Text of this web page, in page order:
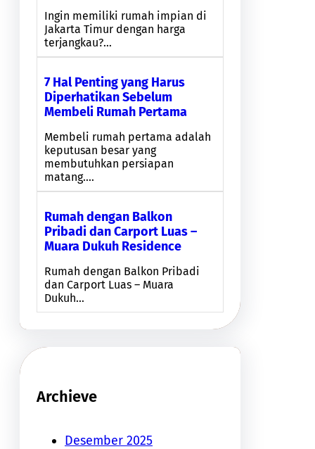
Ingin memiliki rumah impian di
Jakarta Timur dengan harga
terjangkau?…
7 Hal Penting yang Harus
Diperhatikan Sebelum
Membeli Rumah Pertama
Membeli rumah pertama adalah
keputusan besar yang
membutuhkan persiapan
matang.…
Rumah dengan Balkon
Pribadi dan Carport Luas –
Muara Dukuh Residence
Rumah dengan Balkon Pribadi
dan Carport Luas – Muara
Dukuh…
Archieve
Desember 2025